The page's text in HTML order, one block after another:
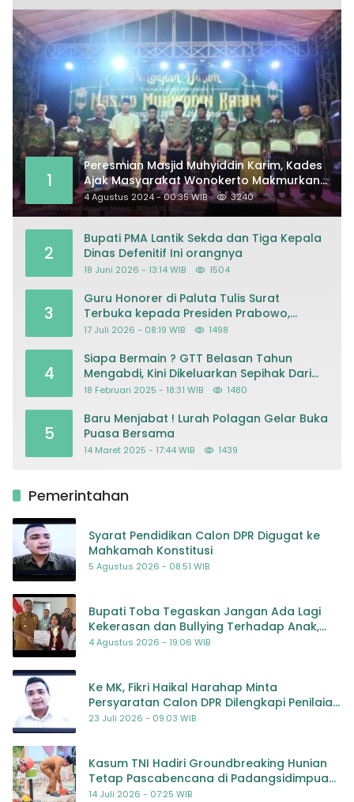
1
Peresmian Masjid Muhyiddin Karim, Kades
Ajak Masyarakat Wonokerto Makmurkan
Masjid
4 Agustus 2024 - 00:35 WIB 3240
2
Bupati PMA Lantik Sekda dan Tiga Kepala
Dinas Defenitif Ini orangnya
18 Juni 2026 - 13:14 WIB 1504
3
Guru Honorer di Paluta Tulis Surat
Terbuka kepada Presiden Prabowo,
Mohon Keadilan atas Dugaan
17 Juli 2026 - 08:19 WIB 1498
4
Siapa Bermain ? GTT Belasan Tahun
Mengabdi, Kini Dikeluarkan Sepihak Dari
Dapodik
18 Februari 2025 - 18:31 WIB 1480
5
Baru Menjabat ! Lurah Polagan Gelar Buka
Puasa Bersama
14 Maret 2025 - 17:44 WIB 1439
Pemerintahan
Syarat Pendidikan Calon DPR Digugat ke
Mahkamah Konstitusi
5 Agustus 2026 - 08:51 WIB
Bupati Toba Tegaskan Jangan Ada Lagi
Kekerasan dan Bullying Terhadap Anak,
Dorong Kolaborasi Seluruh Pihak
4 Agustus 2026 - 19:06 WIB
Ke MK, Fikri Haikal Harahap Minta
Persyaratan Calon DPR Dilengkapi Penilaian
Kompetensi
23 Juli 2026 - 09:03 WIB
Kasum TNI Hadiri Groundbreaking Hunian
Tetap Pascabencana di Padangsidimpuan,
Harapan Baru bagi Penyintas
14 Juli 2026 - 07:25 WIB